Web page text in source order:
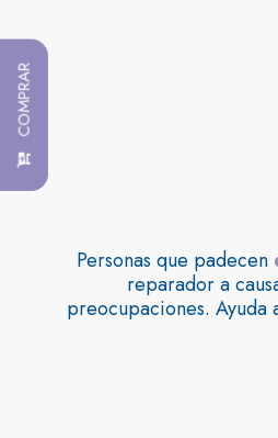
COMPRAR
Personas que padecen
reparador a
preocupaciones. Ayuda
COMPRAR